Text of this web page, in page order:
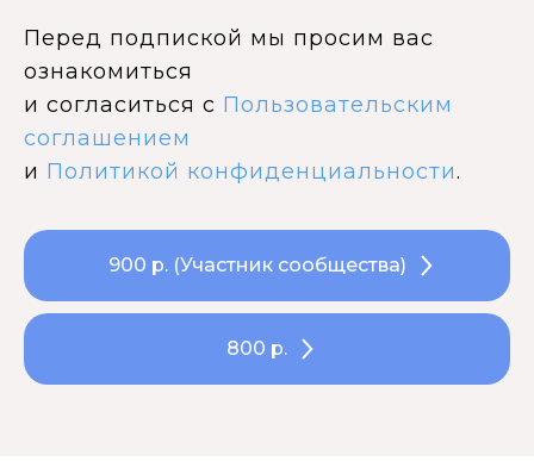
Перед подпиской мы просим вас
ознакомиться
и согласиться с Пользовательским
соглашением
и Политикой конфиденциальности.
900 р. (Участник сообщества)
800 р.